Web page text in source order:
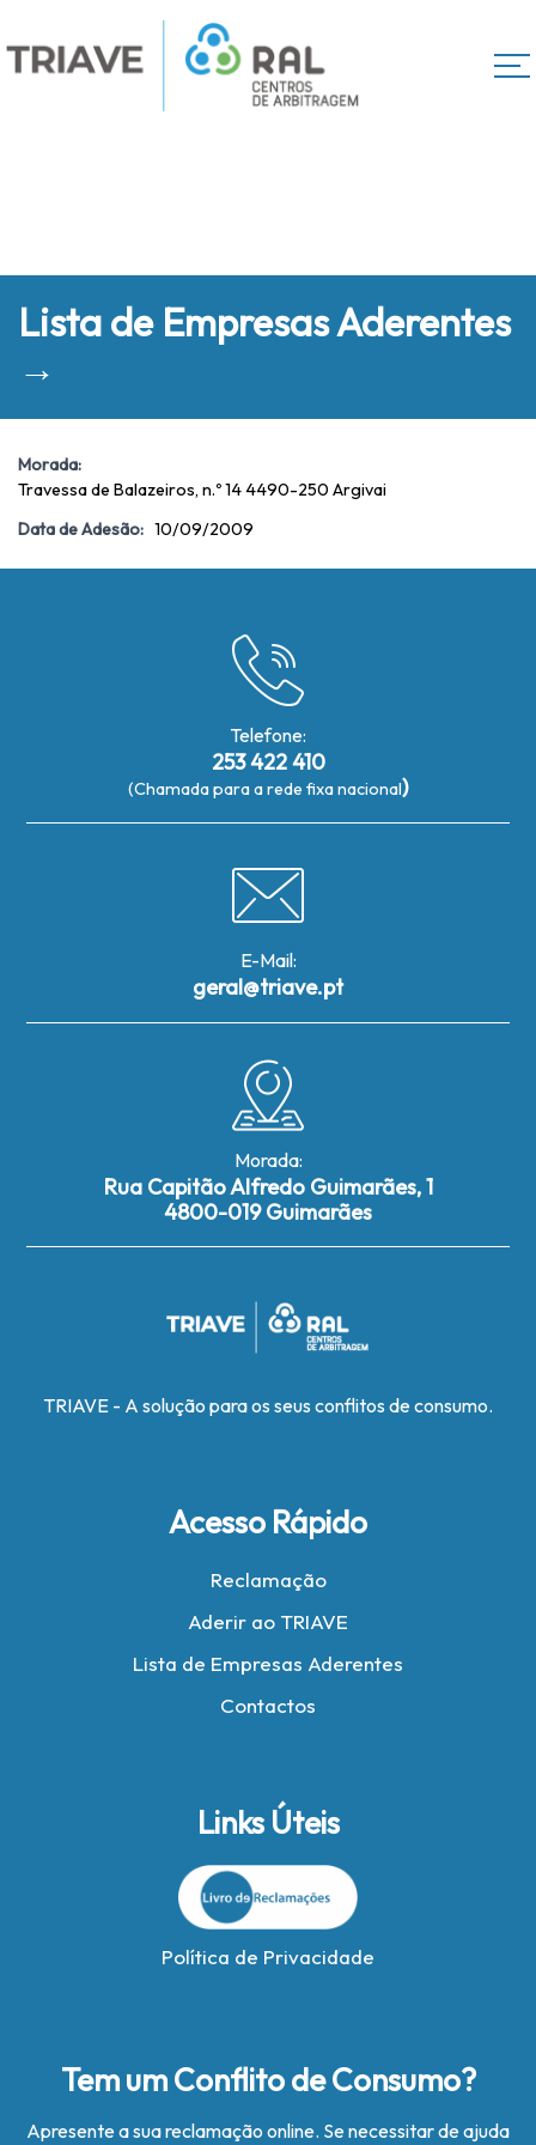
Lista de Empresas Aderentes
→
Morada:
Travessa de Balazeiros, n.º 14 4490-250 Argivai
Data de Adesão: 10/09/2009
Telefone:
253 422 410
(Chamada para a rede fixa nacional)
E-Mail:
geral@triave.pt
Morada:
Rua Capitão Alfredo Guimarães, 1
4800-019 Guimarães
TRIAVE - A solução para os seus conflitos de consumo.
Acesso Rápido
Reclamação
Aderir ao TRIAVE
Lista de Empresas Aderentes
Contactos
Links Úteis
Política de Privacidade
Tem um Conflito de Consumo?
Apresente a sua reclamação online. Se necessitar de ajuda